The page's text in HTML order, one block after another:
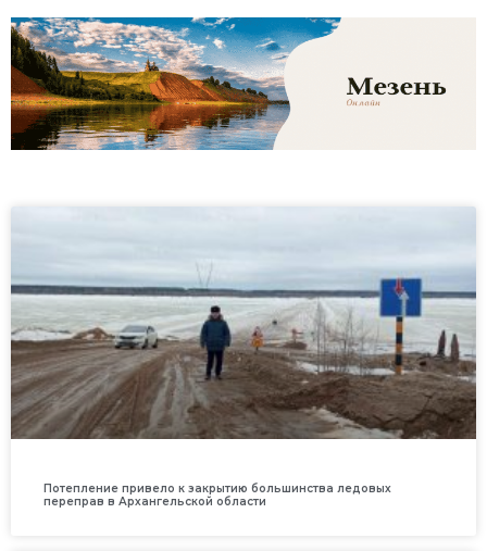
Потепление привело к закрытию большинства ледовых
переправ в Архангельской области